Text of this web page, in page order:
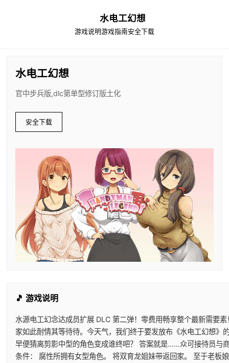
水电工幻想
游戏说明游戏指南安全下载
水电工幻想
官中步兵版,dlc第单型修订版土化
安全下载
🎵 游戏说明
水源电工幻念达成员扩展 DLC 第二弹！零费用畅享整个最新需要
家如此耐情其等待待。今天气，我们终于要发放布《水电工幻想》
早便猜离剪影中型的角色变成谁终吧？ 答案就是……众可接待员与
条件： 腐性所拥有女型角色。 将双育龙姐妹带返回家。 至于老板